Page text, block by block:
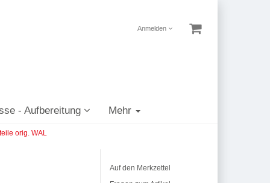
Anmelden
- Aufbereitung Mehr
orig. WAL
Auf den Merkzettel